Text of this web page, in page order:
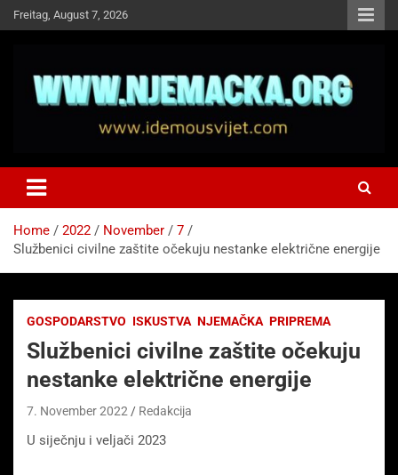
Skip
to
Freitag, August 7, 2026
Idemo u Svijet-Njemacka!
Home 2022 November
7
Službenici civilne zaštite očekuju nestanke električne energije
GOSPODARSTVO ISKUSTVA NJEMAČKA PRIPREMA
Službenici civilne zaštite očekuju
nestanke električne energije
7. November 2022 Redakcija
U siječnju i veljači 2023